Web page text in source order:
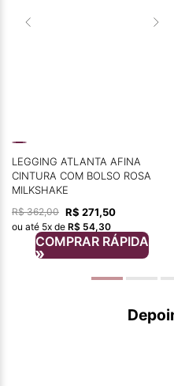
LEGGING ATLANTA AFINA
CINTURA COM BOLSO ROSA
MILKSHAKE
R$ 362,00 R$ 271,50
ou até 5x de R$ 54,30
COMPRAR RÁPIDA